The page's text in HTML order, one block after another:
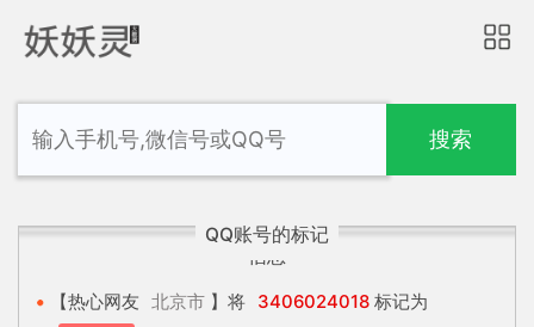
搜索
QQ账号的标记
信息
【热心网友 北京市 】将 3406024018 标记为